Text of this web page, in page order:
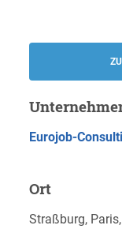
Eurojob-
Ort
Straßburg,